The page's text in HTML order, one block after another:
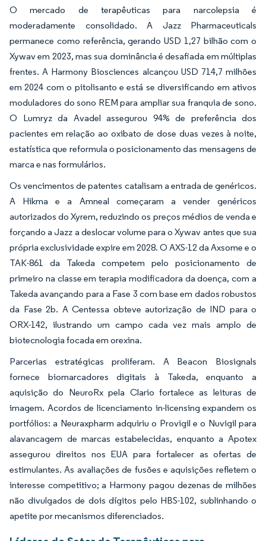
O mercado de terapêuticas para narcolepsia é
moderadamente consolidado. A Jazz Pharmaceuticals
permanece como referência, gerando USD 1,27 bilhão com o
Xywav em 2023, mas sua dominância é desafiada em múltiplas
frentes. A Harmony Biosciences alcançou USD 714,7 milhões
em 2024 com o pitolisanto e está se diversificando em ativos
moduladores do sono REM para ampliar sua franquia de sono.
O Lumryz da Avadel assegurou 94% de preferência dos
pacientes em relação ao oxibato de dose duas vezes à noite,
estatística que reformula o posicionamento das mensagens de
marca e nas formulários.
Os vencimentos de patentes catalisam a entrada de genéricos.
A Hikma e a Amneal começaram a vender genéricos
autorizados do Xyrem, reduzindo os preços médios de venda e
forçando a Jazz a deslocar volume para o Xywav antes que sua
própria exclusividade expire em 2028. O AXS-12 da Axsome e o
TAK-861 da Takeda competem pelo posicionamento de
primeiro na classe em terapia modificadora da doença, com a
Takeda avançando para a Fase 3 com base em dados robustos
da Fase 2b. A Centessa obteve autorização de IND para o
ORX-142, ilustrando um campo cada vez mais amplo de
biotecnologia focada em orexina.
Parcerias estratégicas proliferam. A Beacon Biosignals
fornece biomarcadores digitais à Takeda, enquanto a
aquisição do NeuroRx pela Clario fortalece as leituras de
imagem. Acordos de licenciamento in-licensing expandem os
portfólios: a Neuraxpharm adquiriu o Provigil e o Nuvigil para
alavancagem de marcas estabelecidas, enquanto a Apotex
assegurou direitos nos EUA para fortalecer as ofertas de
estimulantes. As avaliações de fusões e aquisições refletem o
interesse competitivo; a Harmony pagou dezenas de milhões
não divulgados de dois dígitos pelo HBS-102, sublinhando o
apetite por mecanismos diferenciados.